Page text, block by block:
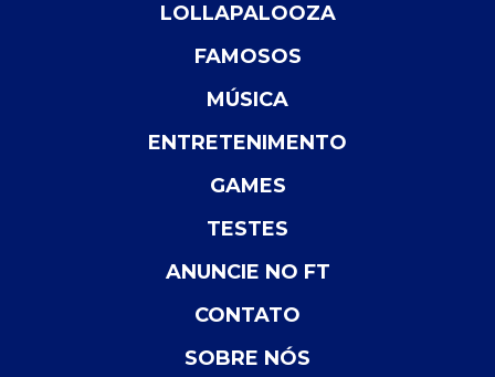
LOLLAPALOOZA
FAMOSOS
MÚSICA
ENTRETENIMENTO
GAMES
TESTES
ANUNCIE NO FT
CONTATO
SOBRE NÓS